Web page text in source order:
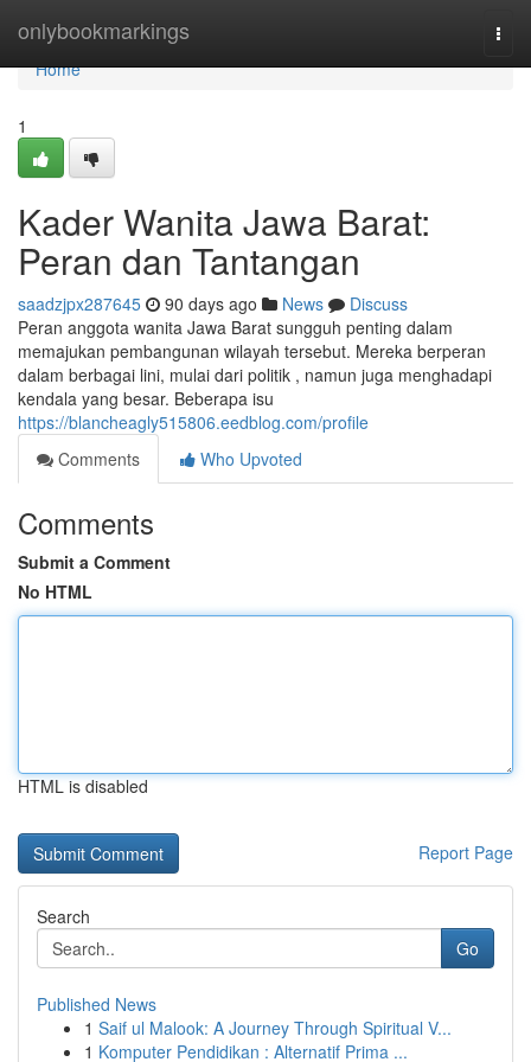
onlybookmarkings
Home
Home
1
Kader Wanita Jawa Barat:
Peran dan Tantangan
saadzjpx287645 90 days ago News
Discuss
Peran anggota wanita Jawa Barat sungguh penting dalam
memajukan pembangunan wilayah tersebut. Mereka berperan
dalam berbagai lini, mulai dari politik , namun juga menghadapi
kendala yang besar. Beberapa isu
https://blancheagly515806.eedblog.com/profile
Comments
Who Upvoted
Comments
Submit a Comment
No HTML
HTML is disabled
Report Page
Search
Go
Published News
1 Saif ul Malook: A Journey Through Spiritual V...
1 Komputer Pendidikan : Alternatif Prima ...